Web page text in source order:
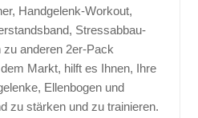
Handgelenk-Workout,
Stressabbau-
anderen 2er-Pack
Markt, hilft es Ihnen, Ihre
Ellenbogen und
zu stärken und zu trainieren.